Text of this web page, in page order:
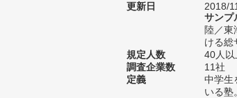
更新日
2018/
サンプ
陸／東
ける総
規定人数
40人以
調査企業数
11社
定義
中学生
いる塾。